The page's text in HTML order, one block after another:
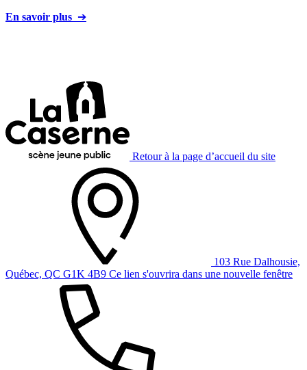
En savoir plus ➔
Retour à la page d’accueil du site
103 Rue Dalhousie,
Québec, QC G1K 4B9 Ce lien s'ouvrira dans une nouvelle fenêtre